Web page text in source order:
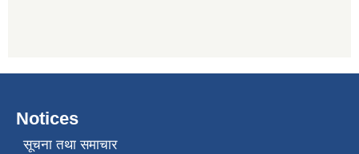
Notices
सूचना तथा समाचार